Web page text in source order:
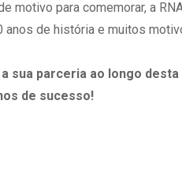
motivo para comemorar, a
anos de história e muitos
sua parceria ao longo
de sucesso!